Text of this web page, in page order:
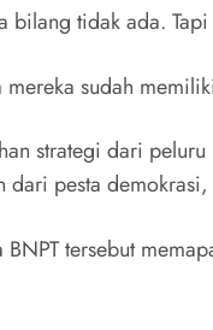
bilang tidak ada.
mereka sudah
strategi dari
pesta
BNPT tersebut